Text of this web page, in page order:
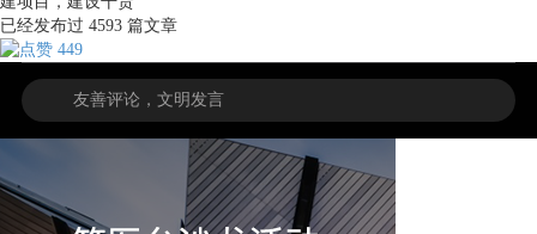
已经发布过 4593 篇文章
449